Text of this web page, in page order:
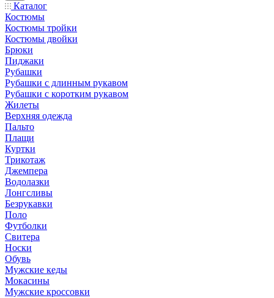
Каталог
Костюмы
Костюмы тройки
Костюмы двойки
Брюки
Пиджаки
Рубашки
Рубашки с длинным рукавом
Рубашки с коротким рукавом
Жилеты
Верхняя одежда
Пальто
Плащи
Куртки
Трикотаж
Джемпера
Водолазки
Лонгсливы
Безрукавки
Поло
Футболки
Свитера
Носки
Обувь
Мужские кеды
Мокасины
Мужские кроссовки